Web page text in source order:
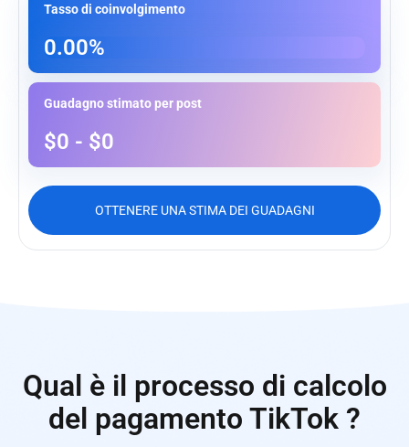
Tasso di coinvolgimento
0.00%
Guadagno stimato per post
$0 - $0
OTTENERE UNA STIMA DEI GUADAGNI
Qual è il processo di calcolo
del pagamento TikTok ?